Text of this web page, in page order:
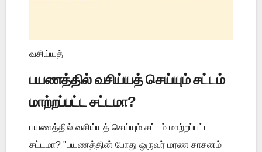
வசிய்யத்
பயணத்தில் வசிய்யத் செய்யும் சட்டம்
மாற்றப்பட்ட சட்டமா?
பயணத்தில் வசிய்யத் செய்யும் சட்டம் மாற்றப்பட்ட
சட்டமா? "பயணத்தின் போது ஒருவர் மரண சாசனம்